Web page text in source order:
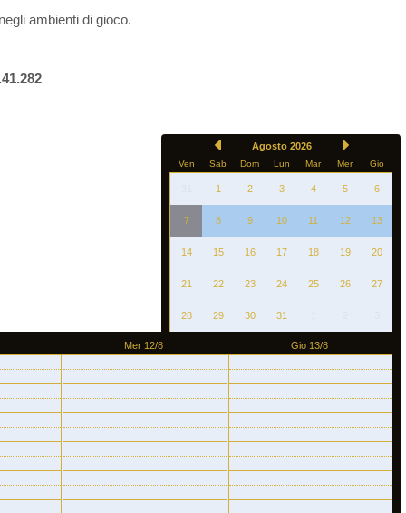
ambienti di gioco.
Agosto 2026
Ven Sab Dom Lun Mar Mer Gio
1 2 3 4 5 6
7 8 9 10 11 12 13
14 15 16 17 18 19 20
21 22 23 24 25 26 27
28 29 30 31
Mer 12/8 Gio 13/8